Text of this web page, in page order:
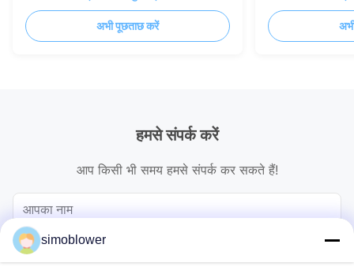
अभी पूछताछ करें
हमसे संपर्क करें
आप किसी भी समय हमसे संपर्क कर सकते हैं!
simoblower